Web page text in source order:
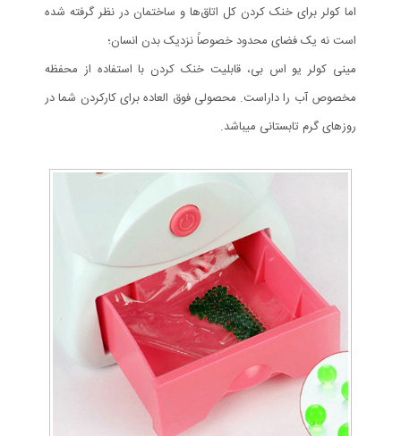
اما کولر برای خنک کردن کل اتاق‌ها و ساختمان در نظر گرفته شده
است نه یک فضای محدود خصوصاً نزدیک بدن انسان؛
مینی کولر یو اس بی، قابلیت خنک کردن با استفاده از محفظه
مخصوص آب را داراست. محصولی فوق العاده برای کارکردن شما در
روزهای گرم تابستانی میباشد.